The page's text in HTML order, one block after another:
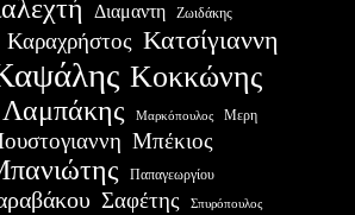
Διαμαντη Ζωιδάκης
Καραχρήστος Κατσίγιαννη
Κοκκώνης
Λαμπάκης Μαρκόπουλος Μερη
Μπέκιος
Παπαγεωργίου
Σαφέτης Σπυρόπουλος